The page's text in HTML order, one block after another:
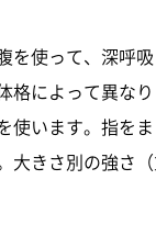
を使って、深呼
格によって異な
使います。指を
大きさ別の強さ